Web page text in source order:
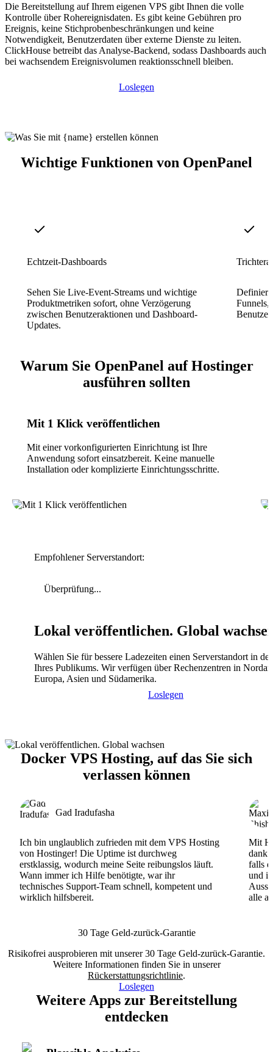
Die Bereitstellung auf Ihrem eigenen VPS gibt Ihnen die volle
Kontrolle über Rohereignisdaten. Es gibt keine Gebühren pro
Ereignis, keine Stichprobenbeschränkungen und keine
Notwendigkeit, Benutzerdaten über externe Dienste zu leiten.
ClickHouse betreibt das Analyse-Backend, sodass Dashboards auch
bei wachsendem Ereignisvolumen reaktionsschnell bleiben.
Loslegen
Wichtige Funktionen von OpenPanel
Echtzeit-Dashboards
Sehen Sie Live-Event-Streams und wichtige
Produktmetriken sofort, ohne Verzögerung
zwischen Benutzeraktionen und Dashboard-
Updates.
Funnels,
Warum Sie OpenPanel auf Hostinger
ausführen sollten
Mit 1 Klick veröffentlichen
Mit einer vorkonfigurierten Einrichtung ist Ihre
Anwendung sofort einsatzbereit. Keine manuelle
Installation oder komplizierte Einrichtungsschritte.
Empfohlener Serverstandort:
Überprüfung...
Lokal veröffentlichen. Global
Wählen Sie für bessere Ladezeiten einen Serverstandort in
Ihres Publikums. Wir verfügen über Rechenzentren in
Europa, Asien und Südamerika.
Loslegen
Docker VPS Hosting, auf das Sie sich
verlassen können
Gad Iradufasha
Ich bin unglaublich zufrieden mit dem VPS Hosting
von Hostinger! Die Uptime ist durchweg
erstklassig, wodurch meine Seite reibungslos läuft.
Wann immer ich Hilfe benötigte, war ihr
technisches Support-Team schnell, kompetent und
wirklich hilfsbereit.
Mit
dank
falls
und
alle
30 Tage Geld-zurück-Garantie
Risikofrei ausprobieren mit unserer 30 Tage Geld-zurück-Garantie.
Weitere Informationen finden Sie in unserer
Rückerstattungsrichtlinie.
Loslegen
Weitere Apps zur Bereitstellung
entdecken